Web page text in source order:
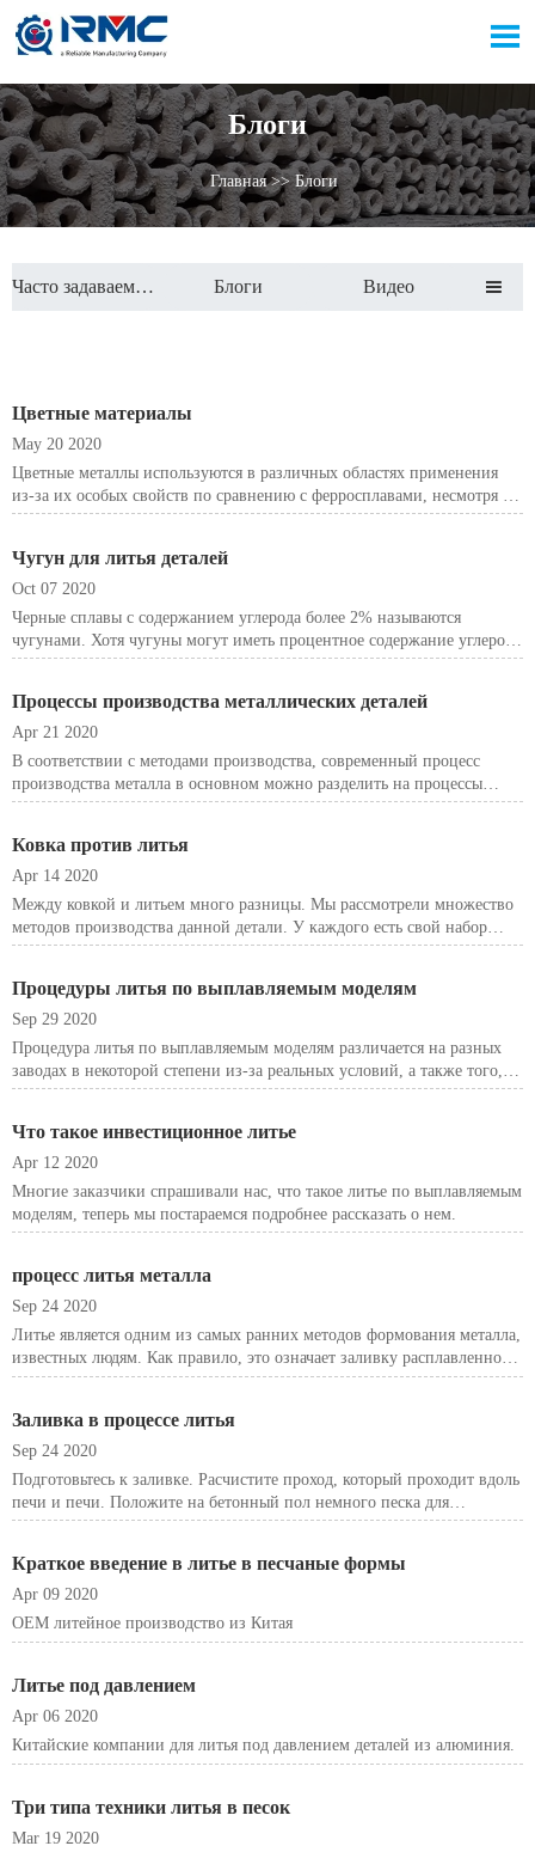

Блоги
Главная>>Блоги
Часто задаваемые вопросы Блоги Видео 
Цветные материалы
May 20 2020
Цветные металлы используются в различных областях применения
из-за их особых свойств по сравнению с ферросплавами, несмотря на
их обычно высокую стоимость. Желаемые механические свойства
старен
Чугун для литья деталей
Oct 07 2020
Черные сплавы с содержанием углерода более 2% называются
чугунами. Хотя чугуны могут иметь процентное содержание углерода
от 2 до 6,67, практический предел обычно составляет от 2 до 4%. Это
Процессы производства металлических деталей
Apr 21 2020
В соответствии с методами производства, современный процесс
производства металла в основном можно разделить на процессы
литья, формовки, изготовления и удаления материала. В этой статье
Ковка против литья
Apr 14 2020
Между ковкой и литьем много разницы. Мы рассмотрели множество
методов производства данной детали. У каждого есть свой набор
преимуществ и недостатков.
Процедуры литья по выплавляемым моделям
Sep 29 2020
Процедура литья по выплавляемым моделям различается на разных
заводах в некоторой степени из-за реальных условий, а также того,
что они имеют и какие технологии они используют, современные
выплавляемым
Что такое инвестиционное литье
Apr 12 2020
Многие заказчики спрашивали нас, что такое литье по выплавляемым
моделям, теперь мы постараемся подробнее рассказать о нем.
процесс литья металла
Sep 24 2020
Литье является одним из самых ранних методов формования металла,
известных людям. Как правило, это означает заливку расплавленного
металла в огнеупорную форму с полостью, которая должна быть
Заливка в процессе литья
Sep 24 2020
Подготовьтесь к заливке. Расчистите проход, который проходит вдоль
печи и печи. Положите на бетонный пол немного песка для
песочницы, шириной около 1,5 фута, высотой в пару дюймов и
небольшим колич
Краткое введение в литье в песчаные формы
Apr 09 2020
OEM литейное производство из Китая
Литье под давлением
Apr 06 2020
Китайские компании для литья под давлением деталей из алюминия.
Три типа техники литья в песок
Mar 19 2020